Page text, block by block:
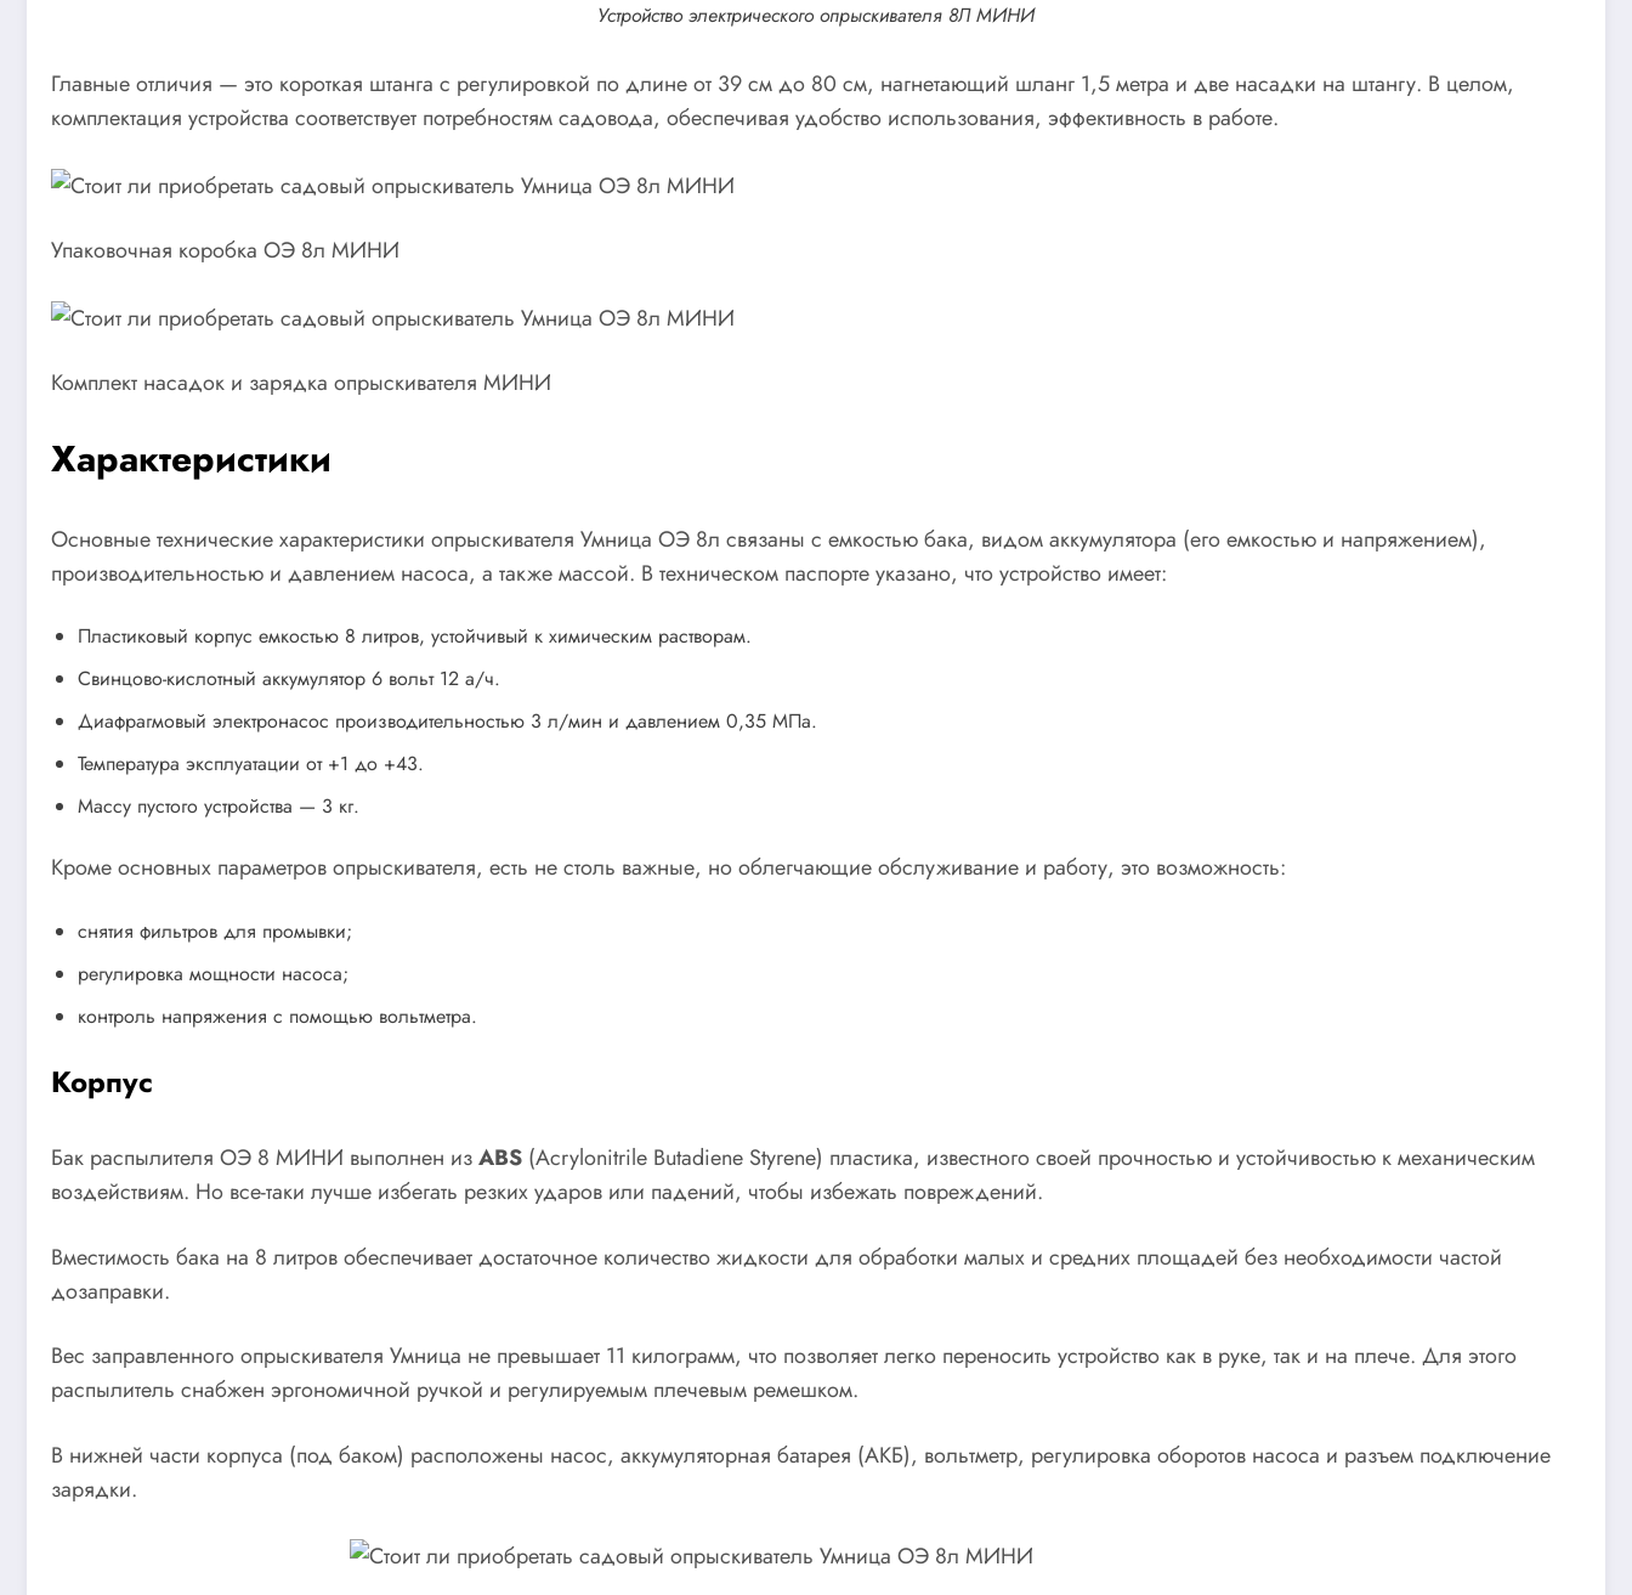
Устройство электрического опрыскивателя 8Л МИНИ
Главные отличия — это короткая штанга с регулировкой по длине от 39 см до 80 см, нагнетающий шланг 1,5 метра и две насадки на штангу. В целом,
комплектация устройства соответствует потребностям садовода, обеспечивая удобство использования, эффективность в работе.
Упаковочная коробка ОЭ 8л МИНИ
Комплект насадок и зарядка опрыскивателя МИНИ
Характеристики
Основные технические характеристики опрыскивателя Умница ОЭ 8л связаны с емкостью бака, видом аккумулятора (его емкостью и напряжением),
производительностью и давлением насоса, а также массой. В техническом паспорте указано, что устройство имеет:
Пластиковый корпус емкостью 8 литров, устойчивый к химическим растворам.
Свинцово-кислотный аккумулятор 6 вольт 12 а/ч.
Диафрагмовый электронасос производительностью 3 л/мин и давлением 0,35 МПа.
Температура эксплуатации от +1 до +43.
Массу пустого устройства — 3 кг.
Кроме основных параметров опрыскивателя, есть не столь важные, но облегчающие обслуживание и работу, это возможность:
снятия фильтров для промывки;
регулировка мощности насоса;
контроль напряжения с помощью вольтметра.
Корпус
Бак распылителя ОЭ 8 МИНИ выполнен изABS (Acrylonitrile Butadiene Styrene) пластика, известного своей прочностью и устойчивостью к механическим
воздействиям. Но все-таки лучше избегать резких ударов или падений, чтобы избежать повреждений.
Вместимость бака на 8 литров обеспечивает достаточное количество жидкости для обработки малых и средних площадей без необходимости частой
дозаправки.
Вес заправленного опрыскивателя Умница не превышает 11 килограмм, что позволяет легко переносить устройство как в руке, так и на плече. Для этого
распылитель снабжен эргономичной ручкой и регулируемым плечевым ремешком.
В нижней части корпуса (под баком) расположены насос, аккумуляторная батарея (АКБ), вольтметр, регулировка оборотов насоса и разъем подключение
зарядки.